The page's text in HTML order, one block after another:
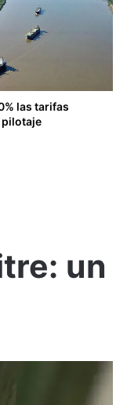
las tarifas
pilotaje